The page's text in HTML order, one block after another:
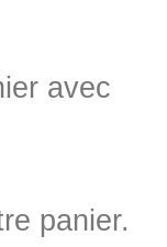
avec
panier.